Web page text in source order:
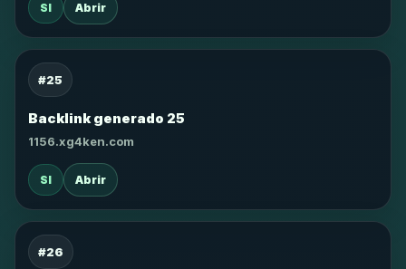
SI Abrir
#25
Backlink generado 25
1156.xg4ken.com
SI Abrir
#26